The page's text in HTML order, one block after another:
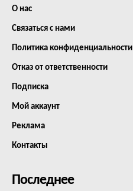
О нас
Связаться с нами
Политика конфиденциальности
Отказ от ответственности
Подписка
Мой аккаунт
Реклама
Контакты
Последнее